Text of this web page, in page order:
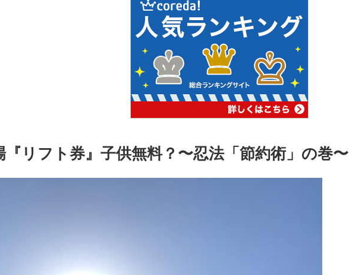
『リフト券』子供無料？〜忍法「節約術」の巻〜